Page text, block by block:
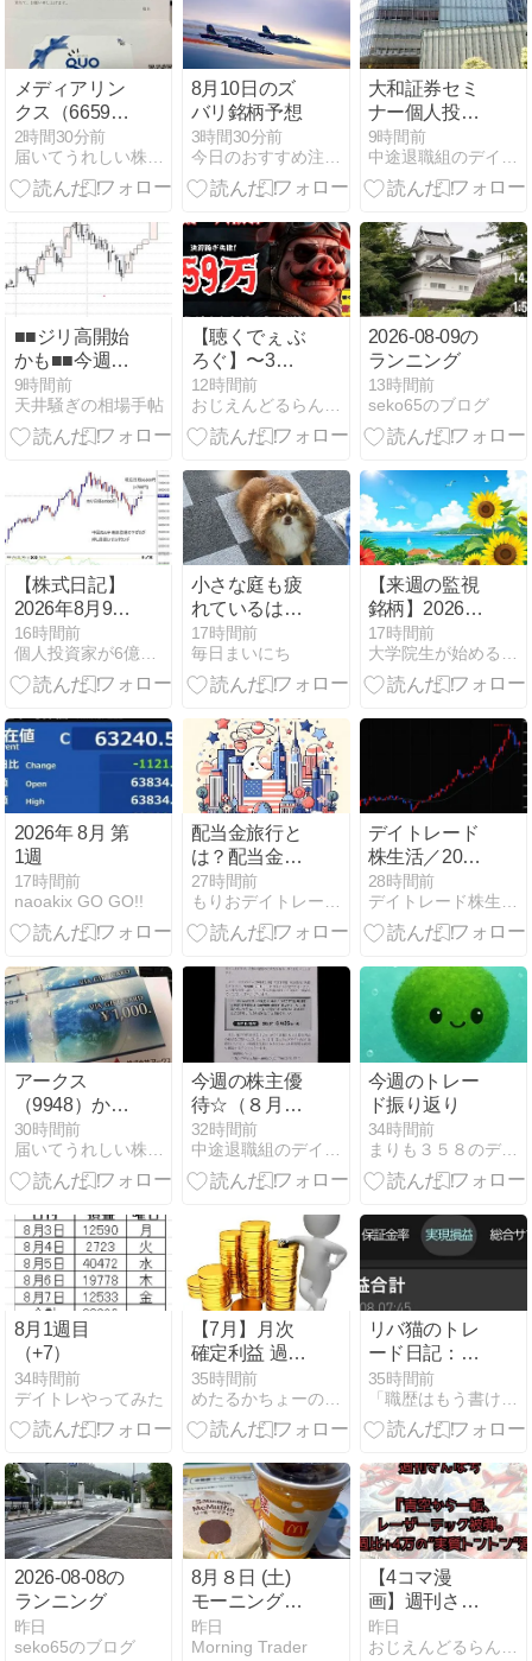
メディアリン
クス（6659）
から議決権行
使のお礼で
QUOカードが
2時間30分前
届いてうれしい株主優待日記＆デイトレ
8月10日のズ
バリ銘柄予想
3時間30分前
今日のおすすめ注目株価情報（株予想）
大和証券セミ
ナー個人投資
家向け会社説
明会に行って
きた♪
9時間前
中途退職組のデイトレード＆株主優待生活日記
■■ジリ高開始
かも■■今週
（８/１０～）
と月曜日の日
経225MINI先
ード戦略
20260810W
9時間前
天井騒ぎの相場手帖
【聴くでぇ ぶ
ろぐ】〜3連
勝から一転、
レーザーテッ
ク被弾。青空
て、また嵐に
呑まれた〜
（8/3〜8/7）
「デイトレ
466〜470日
目」
12時間前
おじえんどるらんど | 〜おじさんの投資の夢の国〜
2026-08-09の
ランニング
13時間前
seko65のブログ
【株式日記】
2026年8月9日
日経は押し目
買いでリバウ
ンド！来週も
われる展開
か？
16時間前
個人投資家が6億円稼いだブログ
小さな庭も疲
れているは
ず。
17時間前
毎日まいにち
【来週の監視
銘柄】2026年
8月第1週8月3
日～8月7日 ～
決算シーズン
17時間前
大学院生が始める株式投資
2026年 8月 第
1週
17時間前
naoakix GO GO!!
配当金旅行と
は？配当金だ
けで旅費をま
かなう考え方
と始め方を解
27時間前
もりおデイトレード日記
デイトレード
株生活／2026
年8月3日～8
月7日
28時間前
デイトレード株生活！空売り担がれ目指せ年収1千万
アークス
（9948）から
選んだ株主優
待が届きまし
た
30時間前
届いてうれしい株主優待日記＆デイトレ
今週の株主優
待☆（８月第
２週）
32時間前
中途退職組のデイトレード＆株主優待生活日記
今週のトレー
ド振り返り
34時間前
まりも３５８のデイトレ日誌
8月1週目
（+7）
34時間前
デイトレやってみた
【7月】月次
確定利益 過去
最高額で+○○
万円
35時間前
めたるかちょーのIPOゆる日記
リバ猫のトレ
ード日記：8
月第1週総ま
とめ！波乱の
好スタートと
ト・ワースト
3🐾✨
35時間前
2026-08-08の
ランニング
昨日
seko65のブログ
8月８日 (土)
モーニング
McDonald's
昨日
Morning Trader
【4コマ漫
画】週刊さん
ぱち『青空か
ら一転、レー
昨日